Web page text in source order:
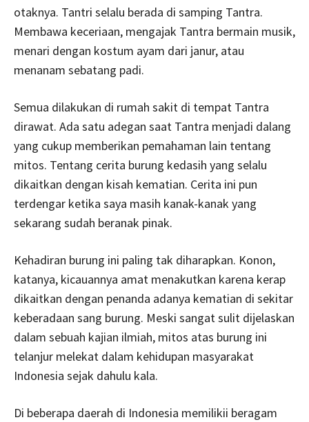
otaknya. Tantri selalu berada di samping Tantra.
Membawa keceriaan, mengajak Tantra bermain musik,
menari dengan kostum ayam dari janur, atau
menanam sebatang padi.
Semua dilakukan di rumah sakit di tempat Tantra
dirawat. Ada satu adegan saat Tantra menjadi dalang
yang cukup memberikan pemahaman lain tentang
mitos. Tentang cerita burung kedasih yang selalu
dikaitkan dengan kisah kematian. Cerita ini pun
terdengar ketika saya masih kanak-kanak yang
sekarang sudah beranak pinak.
Kehadiran burung ini paling tak diharapkan. Konon,
katanya, kicauannya amat menakutkan karena kerap
dikaitkan dengan penanda adanya kematian di sekitar
keberadaan sang burung. Meski sangat sulit dijelaskan
dalam sebuah kajian ilmiah, mitos atas burung ini
telanjur melekat dalam kehidupan masyarakat
Indonesia sejak dahulu kala.
Di beberapa daerah di Indonesia memilikii beragam